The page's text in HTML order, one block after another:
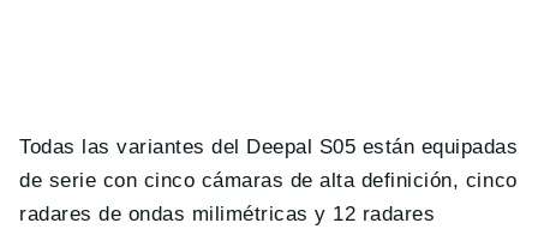
Todas las variantes del Deepal S05 están equipadas
de serie con cinco cámaras de alta definición, cinco
radares de ondas milimétricas y 12 radares